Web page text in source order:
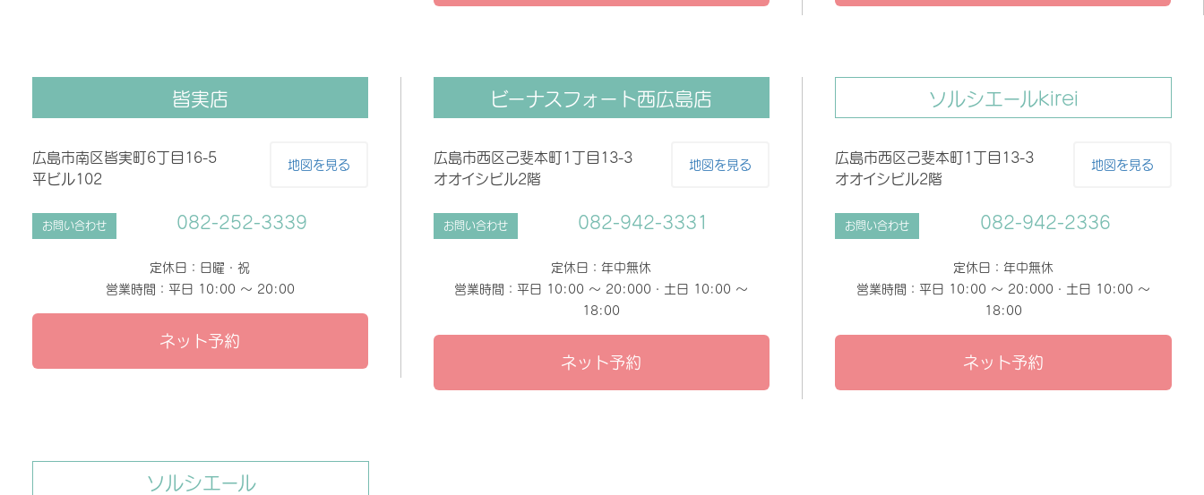
皆実店
広島市南区皆実町6丁目16-5
平ビル102
地図を見る
お問い合わせ 082-252-3339
定休日：日曜・祝
営業時間：平日 10:00 〜 20:00
ネット予約
ビーナスフォート西広島店
広島市西区己斐本町1丁目13-3
オオイシビル2階
地図を見る
お問い合わせ 082-942-3331
定休日：年中無休
営業時間：平日 10:00 〜 20:000・土日 10:00 〜
18:00
ネット予約
ソルシエールkirei
広島市西区己斐本町1丁目13-3
オオイシビル2階
地図を見る
お問い合わせ 082-942-2336
定休日：年中無休
営業時間：平日 10:00 〜 20:000・土日 10:00 〜
18:00
ネット予約
ソルシエール